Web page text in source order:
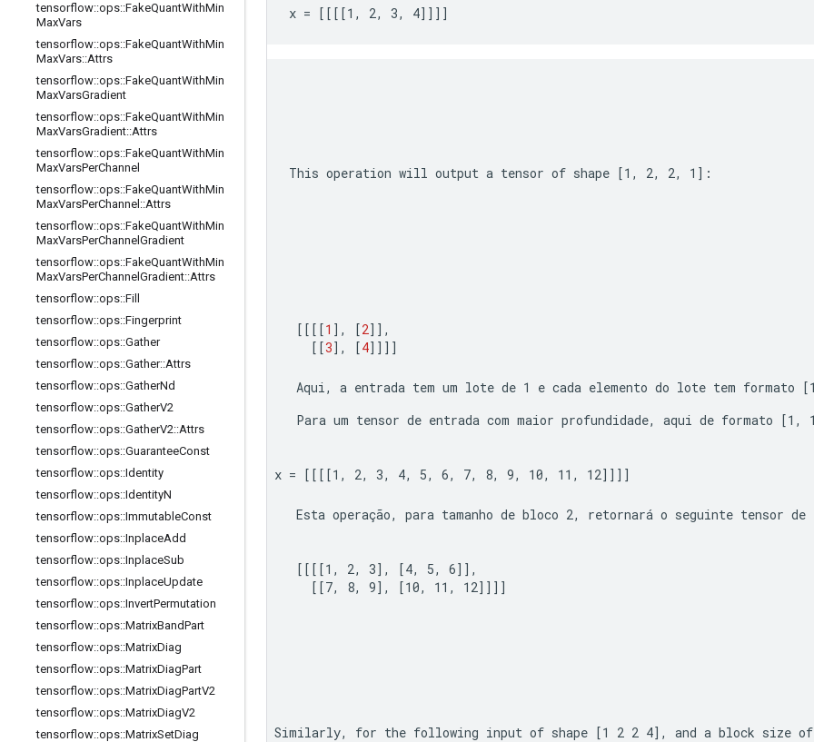
tensorflow::ops::FakeQuantWithMin
MaxVars
tensorflow::ops::FakeQuantWithMin
MaxVars::Attrs
tensorflow::ops::FakeQuantWithMin
MaxVarsGradient
tensorflow::ops::FakeQuantWithMin
MaxVarsGradient::Attrs
tensorflow::ops::FakeQuantWithMin
MaxVarsPerChannel
tensorflow::ops::FakeQuantWithMin
MaxVarsPerChannel ::Attrs
tensorflow::ops::FakeQuantWithMin
MaxVarsPerChannel Gradient
tensorflow::ops::FakeQuantWithMin
MaxVarsPerChannel Gradient::Attrs
tensorflow::ops::Fill
tensorflow::ops::Fingerprint
tensorflow::ops::Gather
tensorflow::ops::Gather::Attrs
tensorflow::ops::GatherNd
tensorflow::ops::GatherV2
tensorflow::ops::GatherV2::Attrs
tensorflow::ops::GuaranteeConst
tensorflow::ops::Identity
tensorflow::ops::IdentityN
tensorflow::ops::ImmutableConst
tensorflow::ops::InplaceAdd
tensorflow::ops::InplaceSub
tensorflow::ops::InplaceUpdate
tensorflow::ops::InvertPermutation
tensorflow::ops::MatrixBandPart
tensorflow::ops::MatrixDiag
tensorflow::ops::MatrixDiagPart
tensorflow::ops::MatrixDiagPartV2
tensorflow::ops::MatrixDiagV2
tensorflow::ops::MatrixSetDiag
x = [[[[1, 2, 3, 4]]]]
This operation will output a tensor of shape [1, 2, 2, 1] :
[[[[1 ], [2]],
[[3], [4]]]]
Aqui, a entrada tem um lote de 1 e cada elemento do lote tem formato
Para um tensor de entrada com maior profundidade, aqui de formato [1,
x = [[[[1, 2, 3, 4, 5, 6, 7, 8, 9, 10, 11, 12]]]]
Esta operação, para tamanho de bloco 2, retornará o seguinte tensor
   [[[[1, 2, 3], [4, 5, 6]],
     [[7, 8, 9], [10, 11, 12]]]]
Similarly, for the following input of shape [1 2 2 4] , and a block size